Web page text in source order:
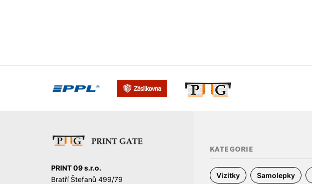
PRINT 09 s.r.o.
Bratří Štefanů 499/79
KATEGORIE
Vizitky Samolepky